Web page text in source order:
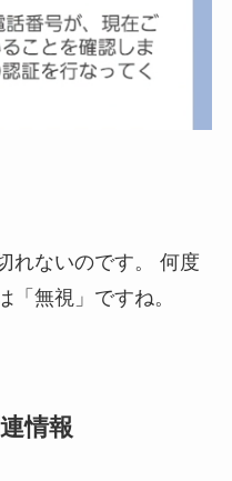
れないのです。
何度
「無視」ですね。
情報